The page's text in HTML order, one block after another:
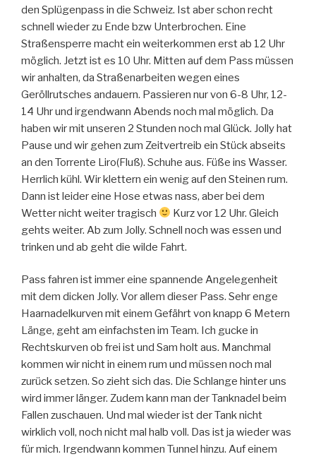
den Splügenpass in die Schweiz. Ist aber schon recht
schnell wieder zu Ende bzw Unterbrochen. Eine
Straßensperre macht ein weiterkommen erst ab 12 Uhr
möglich. Jetzt ist es 10 Uhr. Mitten auf dem Pass müssen
wir anhalten, da Straßenarbeiten wegen eines
Geröllrutsches andauern. Passieren nur von 6-8 Uhr, 12-
14 Uhr und irgendwann Abends noch mal möglich. Da
haben wir mit unseren 2 Stunden noch mal Glück. Jolly hat
Pause und wir gehen zum Zeitvertreib ein Stück abseits
an den Torrente Liro(Fluß). Schuhe aus. Füße ins Wasser.
Herrlich kühl. Wir klettern ein wenig auf den Steinen rum.
Dann ist leider eine Hose etwas nass, aber bei dem
Wetter nicht weiter tragisch
Kurz vor 12 Uhr. Gleich
gehts weiter. Ab zum Jolly. Schnell noch was essen und
trinken und ab geht die wilde Fahrt.
Pass fahren ist immer eine spannende Angelegenheit
mit dem dicken Jolly. Vor allem dieser Pass. Sehr enge
Haarnadelkurven mit einem Gefährt von knapp 6 Metern
Länge, geht am einfachsten im Team. Ich gucke in
Rechtskurven ob frei ist und Sam holt aus. Manchmal
kommen wir nicht in einem rum und müssen noch mal
zurück setzen. So zieht sich das. Die Schlange hinter uns
wird immer länger. Zudem kann man der Tanknadel beim
Fallen zuschauen. Und mal wieder ist der Tank nicht
wirklich voll, noch nicht mal halb voll. Das ist ja wieder was
für mich. Irgendwann kommen Tunnel hinzu. Auf einem